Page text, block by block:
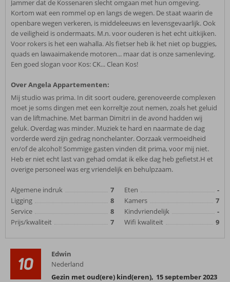
Jammer dat de Kossenaren slecht omgaan met hun omgeving.
Kortom wat een rommel op en langs de wegen. De staat waarin de
openbare wegen verkeren, is middeleeuws en levensgevaarlijk. Ook
de veiligheid is ondermaats. M.n. voor ouderen is het echt uitkijken.
Voor rokers is het een wahalla. Als fietser heb ik het niet op buggies,
quads en lawaaimakende motoren... maar dat is onze samenleving.
Een goed slogan voor Kos: CK... Clean Kos!
Over Angela Appartementen:
Mij studio was prima. In dit soort oudere, gerenoveerde complexen
moet je soms dingen met een korreltje zout nemen, zoals het geluid
van de liftmachine. Met barman Dimitri in de avond hadden wij
geluk. Overdag was minder. Muziek te hard en naarmate de dag
vorderde werd zijn gedrag nonchelanter. Oorzaak vermoeidheid
en/of de alcohol! Sommige gasten vinden dit prima, voor mij niet.
Heb er niet echt last van gehad omdat ik elke dag heb gefietst.H et
overige personeel was erg vriendelijk en behulpzaam.
Algemene indruk
7
Ligging
8
Service
8
Prijs/kwaliteit
7
Eten
-
Kamers
7
Kindvriendelijk
-
Wifi kwaliteit
9
10
Edwin
Nederland
Gezin met oud(ere) kind(eren), 15 september 2023